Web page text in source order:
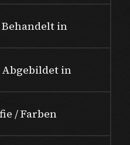
in
in
/ Farben